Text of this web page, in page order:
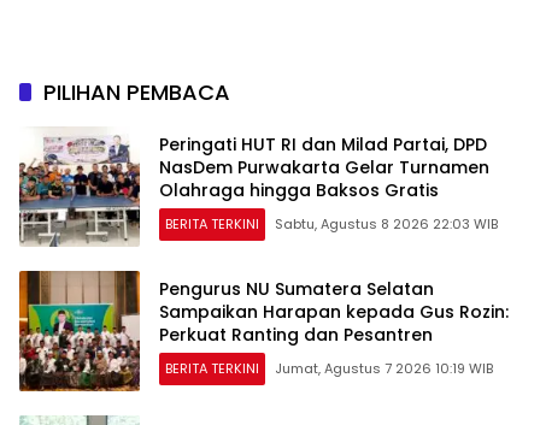
PILIHAN PEMBACA
Peringati HUT RI dan Milad Partai, DPD
NasDem Purwakarta Gelar Turnamen
Olahraga hingga Baksos Gratis
BERITA TERKINI Sabtu, Agustus 8 2026 22:03 WIB
Pengurus NU Sumatera Selatan
Sampaikan Harapan kepada Gus Rozin:
Perkuat Ranting dan Pesantren
BERITA TERKINI Jumat, Agustus 7 2026 10:19 WIB